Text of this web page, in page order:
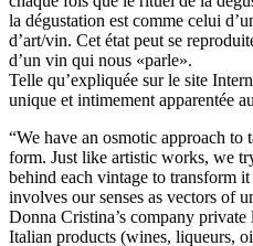
la dégustation est comme celui
d’art/vin. Cet état peut se
d’un vin qui nous «parle».
Telle qu’expliquée sur le site
unique et intimement apparentée
“We have an osmotic approach to
form. Just like artistic works, we
behind each vintage to transform
involves our senses as vectors of
Donna Cristina’s company
Italian products (wines, liqueurs,